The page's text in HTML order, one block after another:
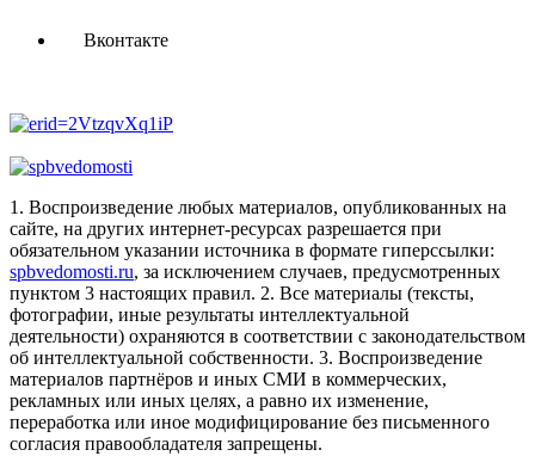
Вконтакте
1. Воспроизведение любых материалов, опубликованных на
сайте, на других интернет-ресурсах разрешается при
обязательном указании источника в формате гиперссылки:
spbvedomosti.ru, за исключением случаев, предусмотренных
пунктом 3 настоящих правил. 2. Все материалы (тексты,
фотографии, иные результаты интеллектуальной
деятельности) охраняются в соответствии с законодательством
об интеллектуальной собственности. 3. Воспроизведение
материалов партнёров и иных СМИ в коммерческих,
рекламных или иных целях, а равно их изменение,
переработка или иное модифицирование без письменного
согласия правообладателя запрещены.